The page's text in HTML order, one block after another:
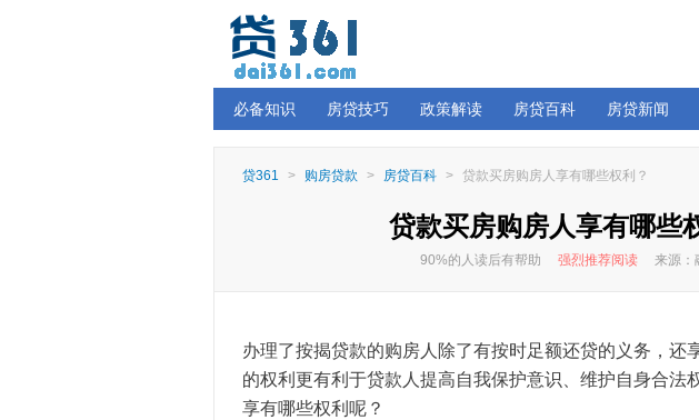
必备知识 房贷技巧 政策解读 房贷百科 房贷新闻
贷361 > 购房贷款 > 房贷百科 > 贷款买房购房人享有哪些权利？
贷款买房购房人享有哪些
90%的人读后有帮助 强烈推荐阅读 来源：
办理了按揭贷款的购房人除了有按时足额还贷的义务，还
的权利更有利于贷款人提高自我保护意识、维护自身合法
享有哪些权利呢？